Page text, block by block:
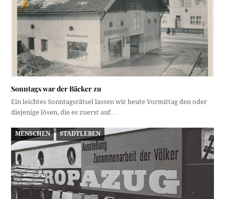
Sonntags war der Bäcker zu
Ein leichtes Sonntagsrätsel lassen wir heute Vormittag den oder
diejenige lösen, die es zuerst auf…
MENSCHEN STADTLEBEN